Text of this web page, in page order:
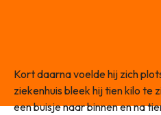
Kort daarna voelde hij zich
ziekenhuis bleek hij tien kilo te
een buisje naar binnen en na